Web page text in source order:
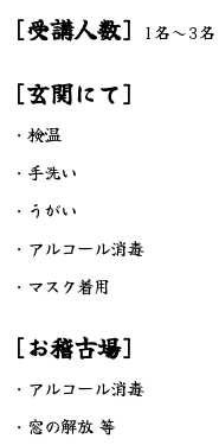
[受講人数] 1名～3名
[玄関にて]
・検温
・手洗い
・うがい
・アルコール消毒
・マスク着用
[お稽古場]
・アルコール消毒
・窓の解放 等